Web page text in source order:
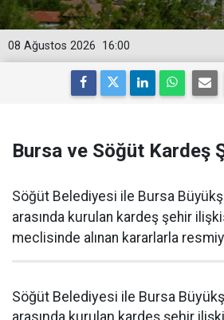
16:00
08 Ağustos 2026
Bursa ve Söğüt Kardeş
Söğüt Belediyesi ile Bursa
arasında kurulan kardeş şehir
meclisinde alınan kararlarla
Söğüt Belediyesi ile Bursa
arasında kurulan kardeş şehir